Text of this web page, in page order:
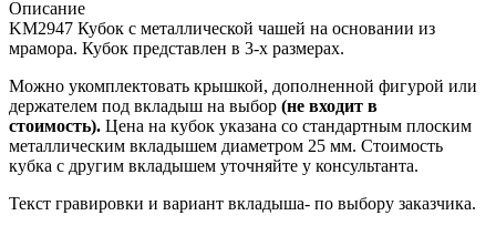
Описание
KM2947 Кубок с металлической чашей на основании из
мрамора. Кубок представлен в 3-х размерах.
Можно укомплектовать крышкой, дополненной фигурой или
держателем под вкладыш на выбор (не входит в
стоимость). Цена на кубок указана со стандартным плоским
металлическим вкладышем диаметром 25 мм. Стоимость
кубка с другим вкладышем уточняйте у консультанта.
Текст гравировки и вариант вкладыша- по выбору заказчика.